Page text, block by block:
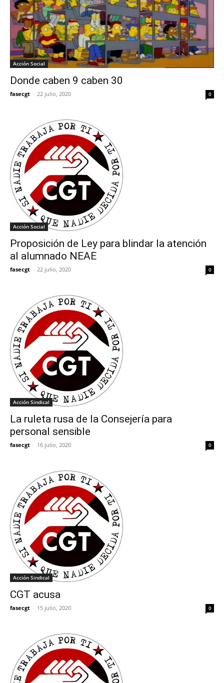
Acción Social
Donde caben 9 caben 30
fasecgt - 22 julio, 2020 0
Acción Social
Proposición de Ley para blindar la atención
al alumnado NEAE
fasecgt - 22 julio, 2020 0
Acción Sindical
La ruleta rusa de la Consejería para
personal sensible
fasecgt - 16 julio, 2020 0
Acción Sindical
CGT acusa
fasecgt - 15 julio, 2020 0